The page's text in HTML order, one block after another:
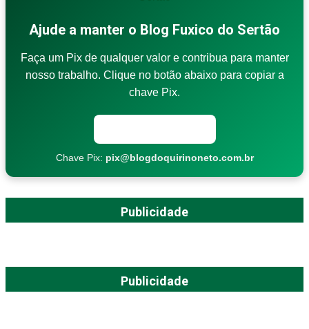
Ajude a manter o Blog Fuxico do Sertão
Faça um Pix de qualquer valor e contribua para manter
nosso trabalho. Clique no botão abaixo para copiar a
chave Pix.
Chave Pix: pix@blogdoquirinoneto.com.br
Publicidade
Publicidade